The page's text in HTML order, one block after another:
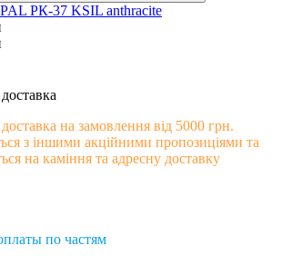
PК-37 KSIL anthracite
на замовлення від 5000 грн.
з іншими акційними пропозиціями та
на каміння та адресну доставку